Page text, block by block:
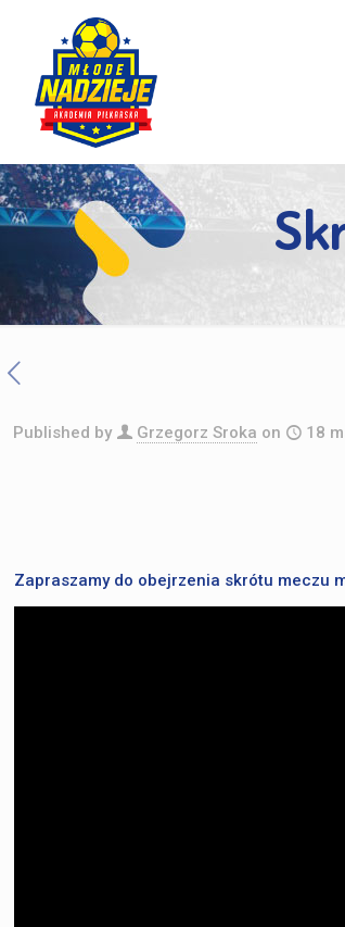
Published by Grzegorz Sroka on 18
Zapraszamy do obejrzenia skrótu meczu